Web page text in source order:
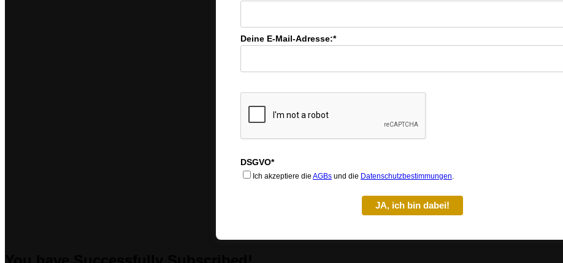
Deine E-Mail-Adresse:*
DSGVO*
Ich akzeptiere die AGBs und die Datenschutzbestimmungen.
JA, ich bin dabei!